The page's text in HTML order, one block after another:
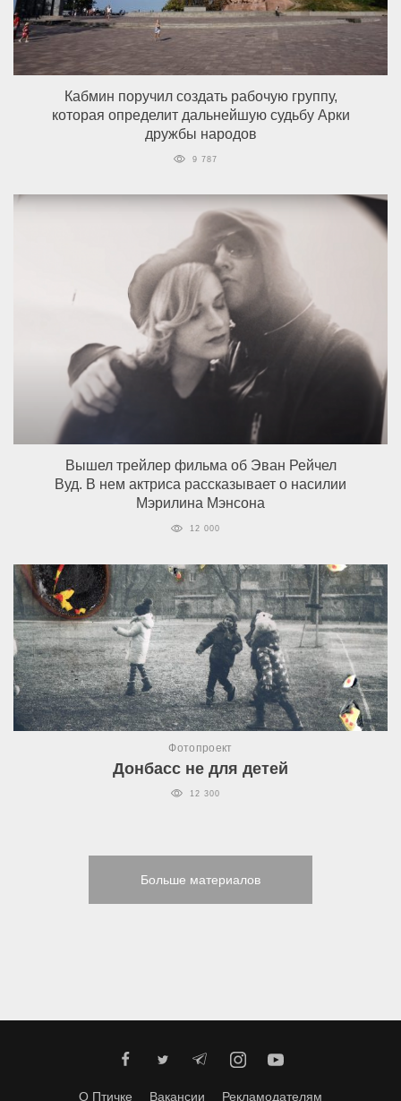
Кабмин поручил создать рабочую группу,
которая определит дальнейшую судьбу Арки
дружбы народов
9 787
Вышел трейлер фильма об Эван Рейчел
Вуд. В нем актриса рассказывает о насилии
Мэрилина Мэнсона
12 000
Фотопроект
Донбасс не для детей
12 300
Больше материалов
О Птичке Вакансии Рекламодателям